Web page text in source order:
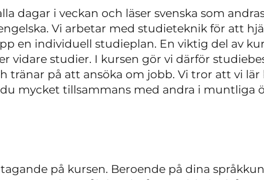
dagar i veckan och läser svenska som
Vi arbetar med studieteknik för att
en individuell studieplan. En viktig del av
vidare studier. I kursen gör vi därför
tränar på att ansöka om jobb. Vi tror att vi
mycket tillsammans med andra i muntliga
på kursen. Beroende på dina